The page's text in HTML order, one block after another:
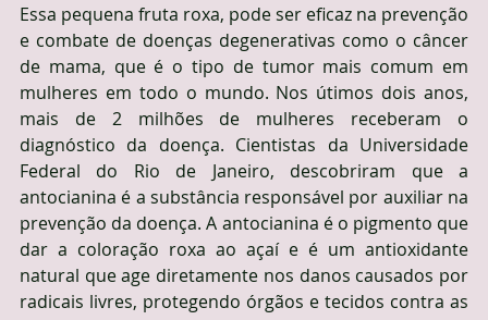
Essa pequena fruta roxa, pode ser eficaz na prevenção
e combate de doenças degenerativas como o câncer
de mama, que é o tipo de tumor mais comum em
mulheres em todo o mundo. Nos útimos dois anos,
mais de 2 milhões de mulheres receberam o
diagnóstico da doença. Cientistas da Universidade
Federal do Rio de Janeiro, descobriram que a
antocianina é a substância responsável por auxiliar na
prevenção da doença. A antocianina é o pigmento que
dar a coloração roxa ao açaí e é um antioxidante
natural que age diretamente nos danos causados por
radicais livres, protegendo órgãos e tecidos contra as